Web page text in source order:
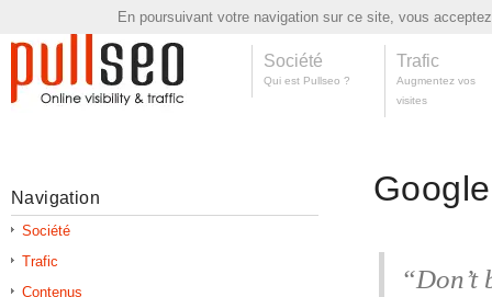
Société
Qui est Pullseo ?
Trafic
Augmentez vos
visites
Google
“Don’t
Navigation
Société
Trafic
Contenus
En poursuivant votre navigation sur ce site, vous